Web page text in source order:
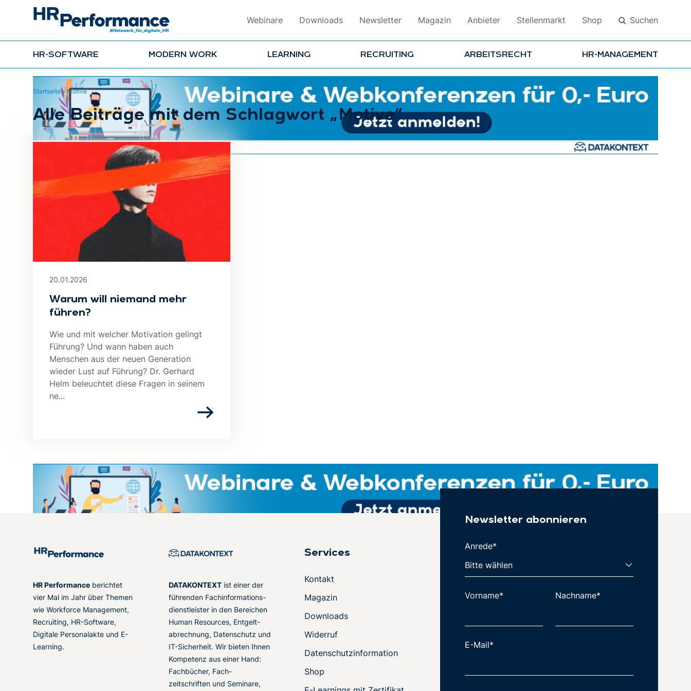
Webinare Downloads Newsletter Magazin Anbieter Stellenmarkt Shop Suchen
HR-SOFTWARE MODERN WORK LEARNING RECRUITING ARBEITSRECHT HR-MANAGEMENT
Suchen
Startseite»Motive
Alle Beiträge mit dem Schlagwort „Motive“
20.01.2026
Warum will niemand mehr
führen?
Wie und mit welcher Motivation gelingt
Führung? Und wann haben auch
Menschen aus der neuen Generation
wieder Lust auf Führung? Dr. Gerhard
Helm beleuchtet diese Fragen in seinem
ne...
HR Performance berichtet
vier Mal im Jahr über Themen
wie Workforce Management,
Recruiting, HR-Software,
Digitale Personalakte und E-
Learning.
DATAKONTEXT ist einer der
führenden Fachinformations-
dienstleister in den Bereichen
Human Resources, Entgelt-
abrechnung, Datenschutz und
IT-Sicherheit. Wir bieten Ihnen
Kompetenz aus einer Hand:
Fachbücher, Fach-
zeitschriften und Seminare,
Services
Kontakt
Magazin
Downloads
Widerruf
Datenschutzinformation
Shop
Newsletter abonnieren
Anrede*
Vorname* Nachname*
E-Mail*